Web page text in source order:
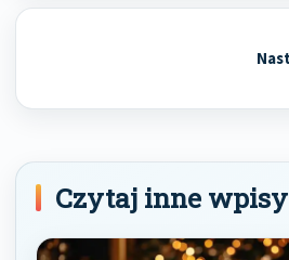
Czytaj inne wpisy